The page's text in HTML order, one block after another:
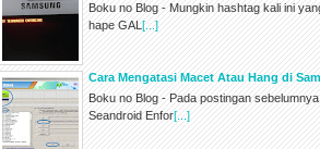
Boku no Blog - Mungkin hashtag kali ini
hape GAL[...]
Cara Mengatasi Macet Atau Hang di
Boku no Blog - Pada postingan
Seandroid Enfor[...]